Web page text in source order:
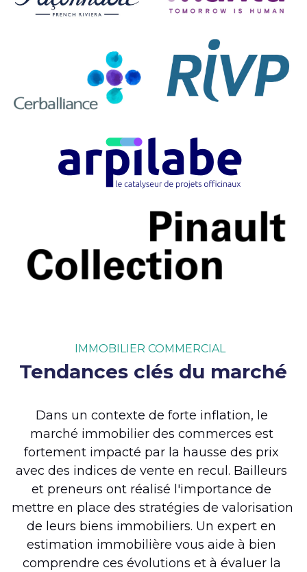
IMMOBILIER COMMERCIAL
Tendances clés du marché
Dans un contexte de forte inflation, le
marché immobilier des commerces est
fortement impacté par la hausse des prix
avec des indices de vente en recul. Bailleurs
et preneurs ont réalisé l'importance de
mettre en place des stratégies de valorisation
de leurs biens immobiliers. Un expert en
estimation immobilière vous aide à bien
comprendre ces évolutions et à évaluer la